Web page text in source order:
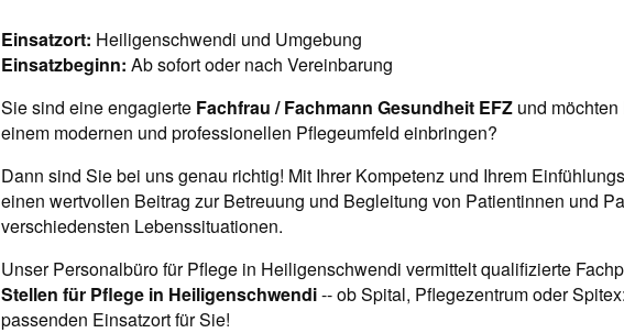
Einsatzort: Heiligenschwendi und Umgebung
Einsatzbeginn: Ab sofort oder nach Vereinbarung
Sie sind eine engagierte Fachfrau / Fachmann Gesundheit EFZ und
einem modernen und professionellen Pflegeumfeld einbringen?
Dann sind Sie bei uns genau richtig! Mit Ihrer Kompetenz und Ihrem
einen wertvollen Beitrag zur Betreuung und Begleitung von Patientinnen und
verschiedensten Lebenssituationen.
Unser Personalbüro für Pflege in Heiligenschwendi vermittelt qualifizierte
Stellen für Pflege in Heiligenschwendi-- ob Spital, Pflegezentrum oder
passenden Einsatzort für Sie!